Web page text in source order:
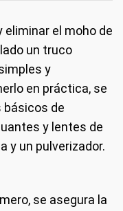
el moho de
un truco
y
en práctica, se
básicos de
y lentes de
y un pulverizador.
se asegura la